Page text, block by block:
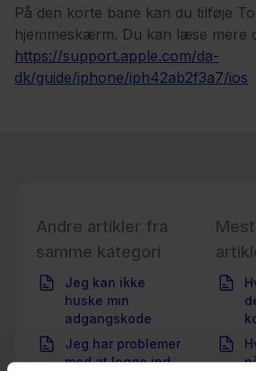
På den korte bane kan du tilføje
hjemmeskærm. Du kan læse mere
https://support.apple.com/da-
dk/guide/iphone/iph42ab2f3a7/ios
Andre artikler fra
samme kategori
Jeg kan ikke
huske min
adgangskode
Jeg har problemer
med at logge ind